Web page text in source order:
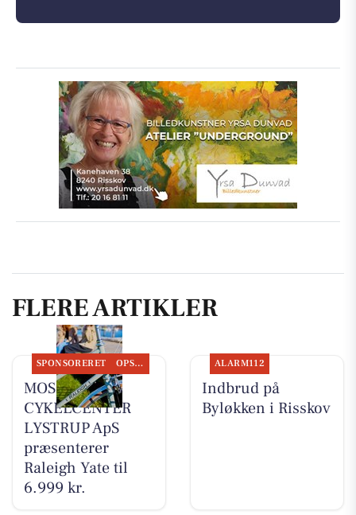
FLERE ARTIKLER
SPONSORERET OPSLAGSTAVLEN
MOSQUITO
CYKELCENTER
LYSTRUP ApS
præsenterer
Raleigh Yate til
6.999 kr.
ALARM112
Indbrud på
Byløkken i Risskov